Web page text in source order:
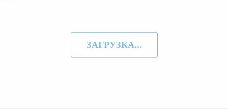
ЗАГРУЗКА...